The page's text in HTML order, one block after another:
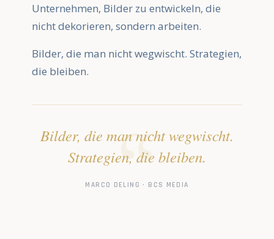
Unternehmen, Bilder zu entwickeln, die
nicht dekorieren, sondern arbeiten.
Bilder, die man nicht wegwischt. Strategien,
die bleiben.
Bilder, die man nicht wegwischt.
Strategien, die bleiben.
MARCO DELING · BCS MEDIA